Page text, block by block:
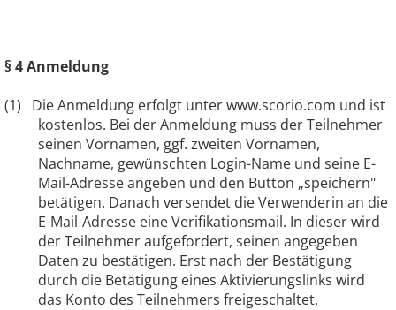
§ 4 Anmeldung
(1)
Die Anmeldung erfolgt unter www.scorio.com und ist
kostenlos. Bei der Anmeldung muss der Teilnehmer
seinen Vornamen, ggf. zweiten Vornamen,
Nachname, gewünschten Login-Name und seine E-
Mail-Adresse angeben und den Button „speichern"
betätigen. Danach versendet die Verwenderin an die
E-Mail-Adresse eine Verifikationsmail. In dieser wird
der Teilnehmer aufgefordert, seinen angegeben
Daten zu bestätigen. Erst nach der Bestätigung
durch die Betätigung eines Aktivierungslinks wird
das Konto des Teilnehmers freigeschaltet.